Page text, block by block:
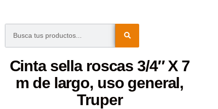
Cinta sella roscas 3/4″ X 7
m de largo, uso general,
Truper